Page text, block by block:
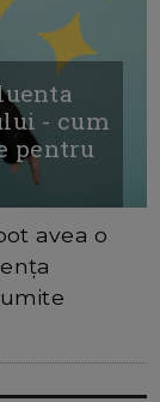
- cum
pentru
avea o